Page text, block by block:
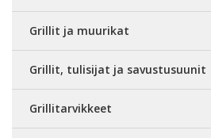
Grillit ja muurikat
Grillit, tulisijat ja savustusuunit
Grillitarvikkeet